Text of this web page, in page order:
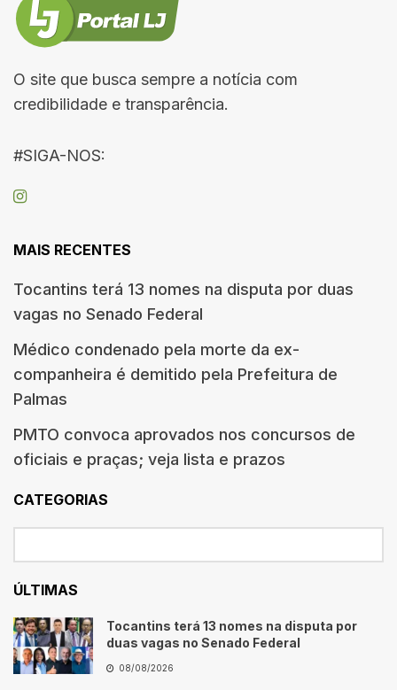
O site que busca sempre a notícia com
credibilidade e transparência.
#SIGA-NOS:
MAIS RECENTES
Tocantins terá 13 nomes na disputa por duas
vagas no Senado Federal
Médico condenado pela morte da ex-
companheira é demitido pela Prefeitura de
Palmas
PMTO convoca aprovados nos concursos de
oficiais e praças; veja lista e prazos
CATEGORIAS
ÚLTIMAS
Tocantins terá 13 nomes na disputa por
duas vagas no Senado Federal
08/08/2026